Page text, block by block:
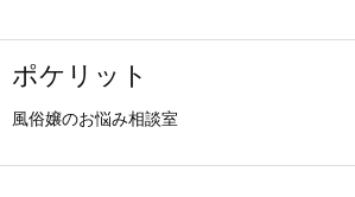
ポケリット
風俗嬢のお悩み相談室